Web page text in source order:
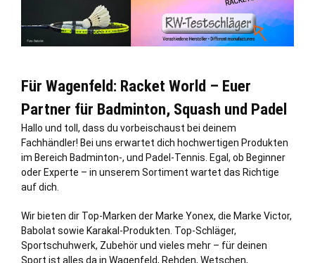
Für Wagenfeld: Racket World – Euer
Partner für Badminton, Squash und Padel
Hallo und toll, dass du vorbeischaust bei deinem
Fachhändler! Bei uns erwartet dich hochwertigen Produkten
im Bereich Badminton-, und Padel-Tennis. Egal, ob Beginner
oder Experte – in unserem Sortiment wartet das Richtige
auf dich.
Wir bieten dir Top-Marken der Marke Yonex, die Marke Victor,
Babolat sowie Karakal-Produkten. Top-Schläger,
Sportschuhwerk, Zubehör und vieles mehr – für deinen
Sport ist alles da in Wagenfeld, Rehden, Wetschen,